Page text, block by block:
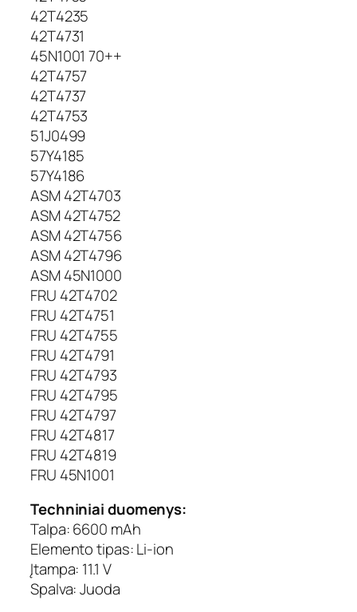
42T4235
42T4731
45N1001 70++
42T4757
42T4737
42T4753
51J0499
57Y4185
57Y4186
ASM 42T4703
ASM 42T4752
ASM 42T4756
ASM 42T4796
ASM 45N1000
FRU 42T4702
FRU 42T4751
FRU 42T4755
FRU 42T4791
FRU 42T4793
FRU 42T4795
FRU 42T4797
FRU 42T4817
FRU 42T4819
FRU 45N1001
Techniniai duomenys:
Talpa: 6600 mAh
Elemento tipas: Li-ion
Įtampa: 11.1 V
Spalva: Juoda